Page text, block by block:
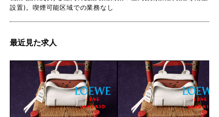
設置)。喫煙可能区域での業務なし
最近見た求人